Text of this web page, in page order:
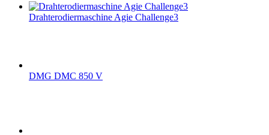
Drahterodiermaschine Agie Challenge3
DMG DMC 850 V